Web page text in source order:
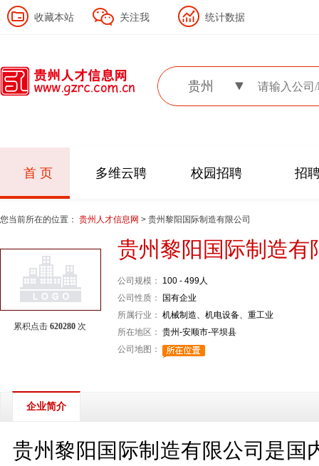
收藏本站 关注我 统计数据
贵州
首 页 多维云聘 校园招聘 招
您当前所在的位置： 贵州人才信息网 > 贵州黎阳国际制造有限公司
累积点击 620280 次
贵州黎阳国际制造有
公司规模：
100 - 499人
公司性质：
国有企业
所属行业： 机械制造、机电设备、重工业
所在地区： 贵州-安顺市-平坝县
公司地图：
企业简介
贵州黎阳国际制造有限公司是国